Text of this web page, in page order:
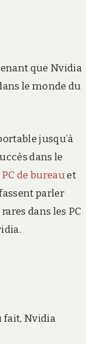
que Nvidia
le monde du
jusqu’à
dans le
de bureauet
parler
dans les PC
fait, Nvidia